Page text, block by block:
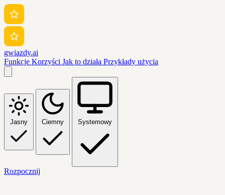
gwiazdy.ai
Funkcje Korzyści Jak to działa Przykłady użycia
Jasny Ciemny Systemowy
Rozpocznij